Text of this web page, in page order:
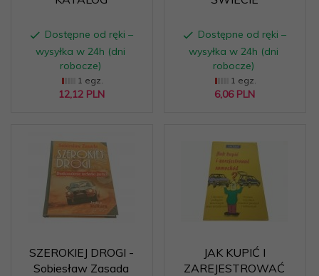
Dostępne od ręki –
wysyłka w 24h (dni
robocze)
1 egz.
12,12 PLN
Dostępne od ręki –
wysyłka w 24h (dni
robocze)
1 egz.
6,06 PLN
SZEROKIEJ DROGI -
Sobiesław Zasada
JAK KUPIĆ I
ZAREJESTROWAĆ